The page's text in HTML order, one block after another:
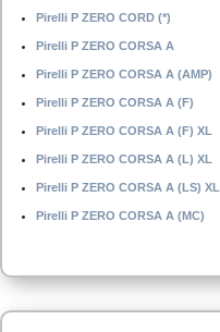
Pirelli P ZERO CORD (*)
Pirelli P ZERO CORSA A
Pirelli P ZERO CORSA A (AMP)
Pirelli P ZERO CORSA A (F)
Pirelli P ZERO CORSA A (F) XL
Pirelli P ZERO CORSA A (L) XL
Pirelli P ZERO CORSA A (LS) XL
Pirelli P ZERO CORSA A (MC)